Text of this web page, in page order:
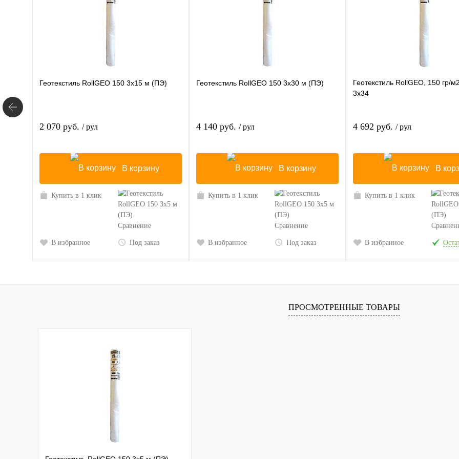
Геотекстиль RollGEO 150 3х15 м (ПЭ)
2 070 руб. / рул
В корзину
Купить в 1 клик
Сравнение
В избранное Под заказ
Геотекстиль RollGEO 150 3х30 м (ПЭ)
4 140 руб. / рул
В корзину
Купить в 1 клик
Сравнение
В избранное Под заказ
Геотекстиль RollGEO, 150 гр/
3х34
4 692 руб. / рул
В
Купить в 1 клик
В избранное
ПРОСМОТРЕННЫЕ ТОВАРЫ